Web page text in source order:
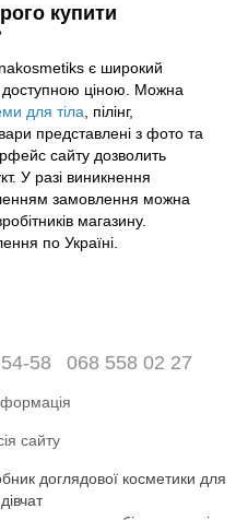
купити
є широкий
доступною ціною. Можна
для тіла , пілінг,
представлені з фото та
сайту дозволить
У разі виникнення
замовлення можна
магазину.
по Україні.
58 068 558 02 27
сайту
доглядової косметики для